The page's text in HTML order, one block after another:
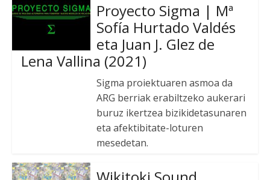
Proyecto Sigma | Mª
Sofía Hurtado Valdés
eta Juan J. Glez de
Lena Vallina (2021)
Sigma proiektuaren asmoa da
ARG berriak erabiltzeko aukerari
buruz ikertzea bizikidetasunaren
eta afektibitate-loturen
mesedetan.